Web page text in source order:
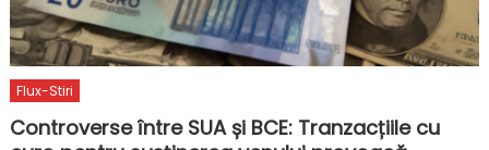
Flux-Stiri
Controverse între SUA și BCE: Tranzacțiile cu